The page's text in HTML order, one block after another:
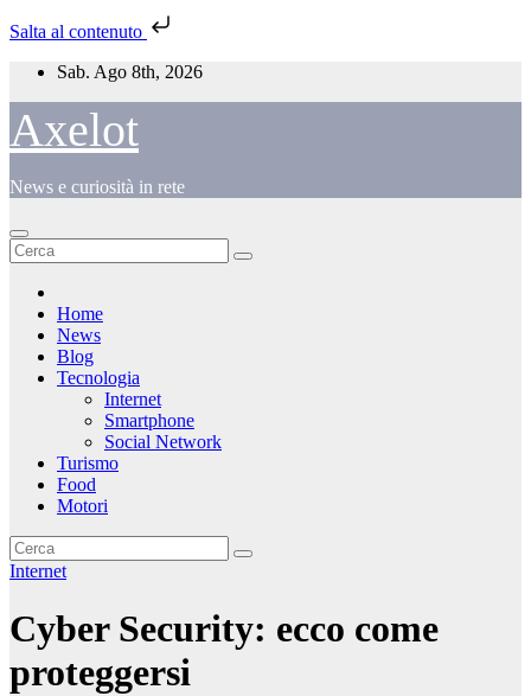
Salta al contenuto
Salta
contenuto
Sab. Ago 8th, 2026
Axelot
News e curiosità in rete
Home
News
Blog
Tecnologia
Internet
Smartphone
Social Network
Turismo
Food
Motori
Internet
Cyber Security: ecco come
proteggersi